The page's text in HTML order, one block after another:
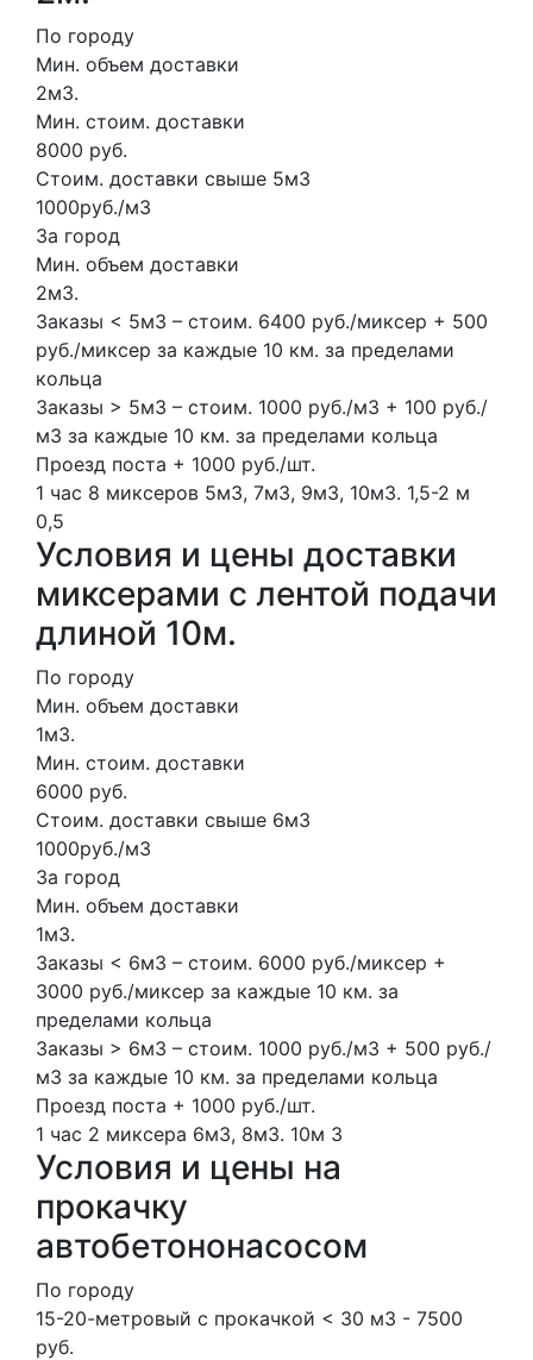
По городу
Мин. объем доставки
2м3.
Мин. стоим. доставки
8000 руб.
Стоим. доставки свыше 5м3
1000руб./м3
За город
Мин. объем доставки
2м3.
Заказы < 5м3 – стоим. 6400 руб./миксер + 500
руб./миксер за каждые 10 км. за пределами
кольца
Заказы > 5м3 – стоим. 1000 руб./м3 + 100 руб./
м3 за каждые 10 км. за пределами кольца
Проезд поста + 1000 руб./шт.
1 час 8 миксеров 5м3, 7м3, 9м3, 10м3. 1,5-2 м
0,5
Условия и цены доставки
миксерами с лентой подачи
длиной 10м.
По городу
Мин. объем доставки
1м3.
Мин. стоим. доставки
6000 руб.
Стоим. доставки свыше 6м3
1000руб./м3
За город
Мин. объем доставки
1м3.
Заказы < 6м3 – стоим. 6000 руб./миксер +
3000 руб./миксер за каждые 10 км. за
пределами кольца
Заказы > 6м3 – стоим. 1000 руб./м3 + 500 руб./
м3 за каждые 10 км. за пределами кольца
Проезд поста + 1000 руб./шт.
1 час 2 миксера 6м3, 8м3. 10м 3
Условия и цены на
прокачку
автобетононасосом
По городу
15-20-метровый с прокачкой < 30 м3 - 7500
руб.